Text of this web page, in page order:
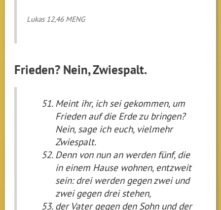
Lukas 12,46 MENG
Frieden? Nein, Zwiespalt.
Meint ihr, ich sei gekommen, um
Frieden auf die Erde zu bringen?
Nein, sage ich euch, vielmehr
Zwiespalt.
Denn von nun an werden fünf, die
in einem Hause wohnen, entzweit
sein: drei werden gegen zwei und
zwei gegen drei stehen,
der Vater gegen den Sohn und der